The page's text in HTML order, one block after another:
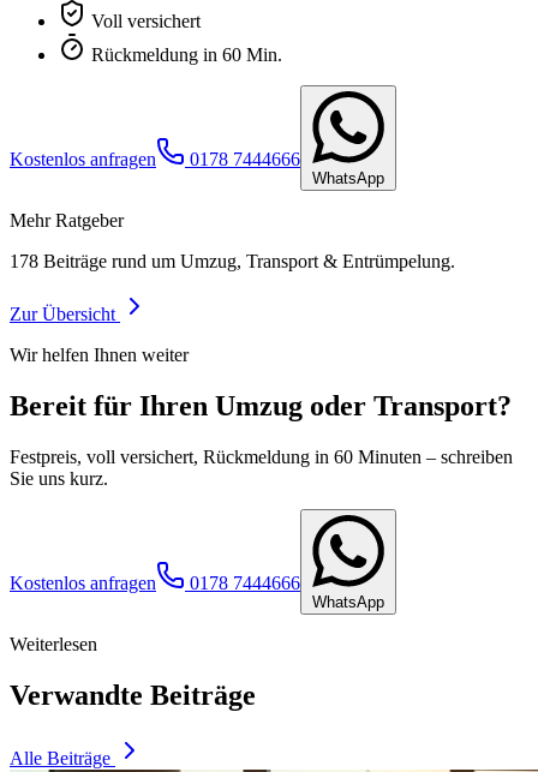
Voll versichert
Rückmeldung in 60 Min.
Kostenlos anfragen 0178 7444666
WhatsApp
Mehr Ratgeber
178 Beiträge rund um Umzug, Transport & Entrümpelung.
Zur Übersicht
Wir helfen Ihnen weiter
Bereit für Ihren Umzug oder Transport?
Festpreis, voll versichert, Rückmeldung in 60 Minuten – schreiben
Sie uns kurz.
Kostenlos anfragen 0178 7444666
WhatsApp
Weiterlesen
Verwandte Beiträge
Alle Beiträge